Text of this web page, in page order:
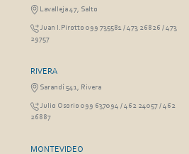
Lavalleja 47, Salto
Juan I.Pirotto 099 735581 / 473 26826 / 473
29757
RIVERA
Sarandí 541, Rivera
Julio Osorio 099 637094 / 462 24057 / 462
26887
MONTEVIDEO